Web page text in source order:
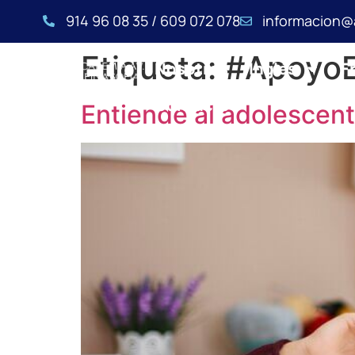
914 96 08 35 / 609 072 078
Nosotros Inglés
Contacto
Etiqueta:
Entiende al